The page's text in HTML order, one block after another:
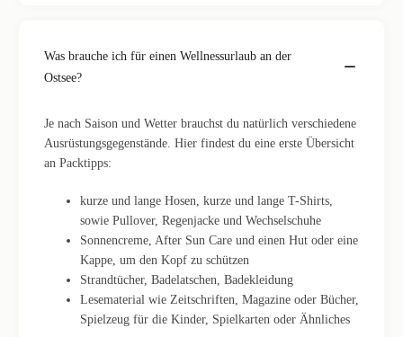
Was brauche ich für einen Wellnessurlaub an der
Ostsee?
Je nach Saison und Wetter brauchst du natürlich verschiedene
Ausrüstungsgegenstände. Hier findest du eine erste Übersicht
an Packtipps:
kurze und lange Hosen, kurze und lange T-Shirts,
sowie Pullover, Regenjacke und Wechselschuhe
Sonnencreme, After Sun Care und einen Hut oder eine
Kappe, um den Kopf zu schützen
Strandtücher, Badelatschen, Badekleidung
Lesematerial wie Zeitschriften, Magazine oder Bücher,
Spielzeug für die Kinder, Spielkarten oder Ähnliches